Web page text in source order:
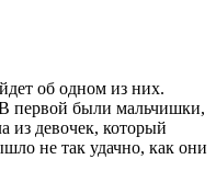
об одном из них.
первой были мальчишки,
из девочек, который
не так удачно, как они